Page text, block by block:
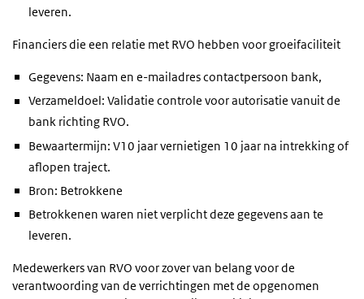
leveren.
Financiers die een relatie met RVO hebben voor groeifaciliteit
Gegevens: Naam en e-mailadres contactpersoon bank,
Verzameldoel: Validatie controle voor autorisatie vanuit de
bank richting RVO.
Bewaartermijn: V10 jaar vernietigen 10 jaar na intrekking of
aflopen traject.
Bron: Betrokkene
Betrokkenen waren niet verplicht deze gegevens aan te
leveren.
Medewerkers van RVO voor zover van belang voor de
verantwoording van de verrichtingen met de opgenomen